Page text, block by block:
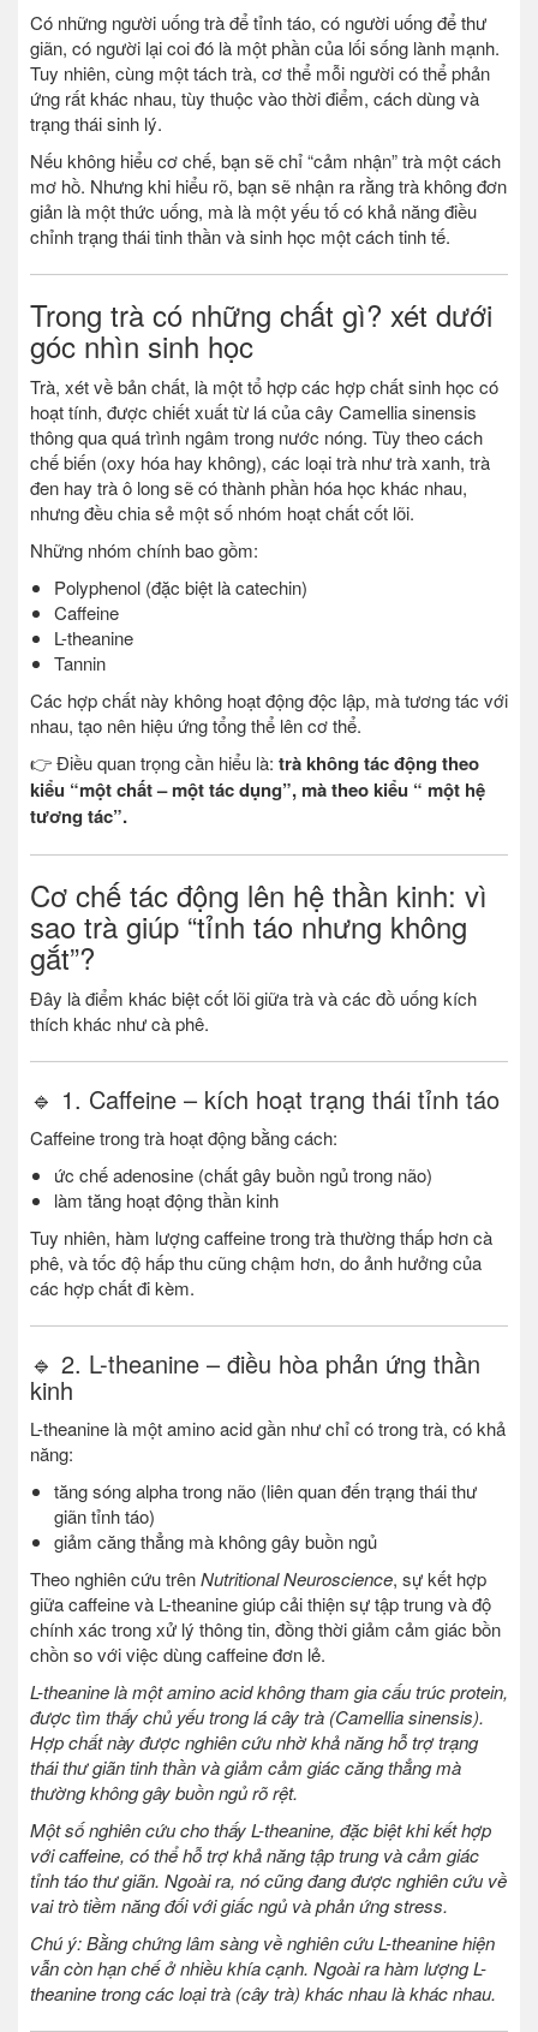
Có những người uống trà để tỉnh táo, có người uống để thư
giãn, có người lại coi đó là một phần của lối sống lành mạnh.
Tuy nhiên, cùng một tách trà, cơ thể mỗi người có thể phản
ứng rất khác nhau, tùy thuộc vào thời điểm, cách dùng và
trạng thái sinh lý.
Nếu không hiểu cơ chế, bạn sẽ chỉ “cảm nhận” trà một cách
mơ hồ. Nhưng khi hiểu rõ, bạn sẽ nhận ra rằng trà không đơn
giản là một thức uống, mà là một yếu tố có khả năng điều
chỉnh trạng thái tinh thần và sinh học một cách tinh tế.
Trong trà có những chất gì? xét dưới
góc nhìn sinh học
Trà, xét về bản chất, là một tổ hợp các hợp chất sinh học có
hoạt tính, được chiết xuất từ lá của cây Camellia sinensis
thông qua quá trình ngâm trong nước nóng. Tùy theo cách
chế biến (oxy hóa hay không), các loại trà như trà xanh, trà
đen hay trà ô long sẽ có thành phần hóa học khác nhau,
nhưng đều chia sẻ một số nhóm hoạt chất cốt lõi.
Những nhóm chính bao gồm:
Polyphenol (đặc biệt là catechin)
Caffeine
L-theanine
Tannin
Các hợp chất này không hoạt động độc lập, mà tương tác với
nhau, tạo nên hiệu ứng tổng thể lên cơ thể.
👉 Điều quan trọng cần hiểu là: trà không tác động theo
kiểu “một chất – một tác dụng”, mà theo kiểu “ một hệ
tương tác”.
Cơ chế tác động lên hệ thần kinh: vì
sao trà giúp “tỉnh táo nhưng không
gắt”?
Đây là điểm khác biệt cốt lõi giữa trà và các đồ uống kích
thích khác như cà phê.
🔹 1. Caffeine – kích hoạt trạng thái tỉnh táo
Caffeine trong trà hoạt động bằng cách:
ức chế adenosine (chất gây buồn ngủ trong não)
làm tăng hoạt động thần kinh
Tuy nhiên, hàm lượng caffeine trong trà thường thấp hơn cà
phê, và tốc độ hấp thu cũng chậm hơn, do ảnh hưởng của
các hợp chất đi kèm.
🔹 2. L-theanine – điều hòa phản ứng thần
kinh
L-theanine là một amino acid gần như chỉ có trong trà, có khả
năng:
tăng sóng alpha trong não (liên quan đến trạng thái thư
giãn tỉnh táo)
giảm căng thẳng mà không gây buồn ngủ
Theo nghiên cứu trênNutritional Neuroscience, sự kết hợp
giữa caffeine và L-theanine giúp cải thiện sự tập trung và độ
chính xác trong xử lý thông tin, đồng thời giảm cảm giác bồn
chồn so với việc dùng caffeine đơn lẻ.
L-theanine là một amino acid không tham gia cấu trúc protein,
được tìm thấy chủ yếu trong lá cây trà (Camellia sinensis).
Hợp chất này được nghiên cứu nhờ khả năng hỗ trợ trạng
thái thư giãn tinh thần và giảm cảm giác căng thẳng mà
thường không gây buồn ngủ rõ rệt.
Một số nghiên cứu cho thấy L-theanine, đặc biệt khi kết hợp
với caffeine, có thể hỗ trợ khả năng tập trung và cảm giác
tỉnh táo thư giãn. Ngoài ra, nó cũng đang được nghiên cứu về
vai trò tiềm năng đối với giấc ngủ và phản ứng stress.
Chú ý: Bằng chứng lâm sàng về nghiên cứu L-theanine hiện
vẫn còn hạn chế ở nhiều khía cạnh. Ngoài ra hàm lượng L-
theanine trong các loại trà (cây trà) khác nhau là khác nhau.